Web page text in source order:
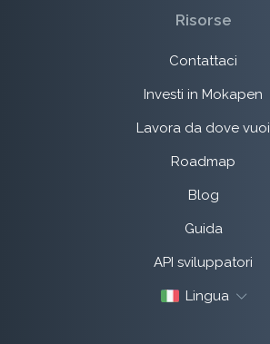
Risorse
Contattaci
Investi in Mokapen
Lavora da dove vuoi
Roadmap
Blog
Guida
API sviluppatori
Lingua